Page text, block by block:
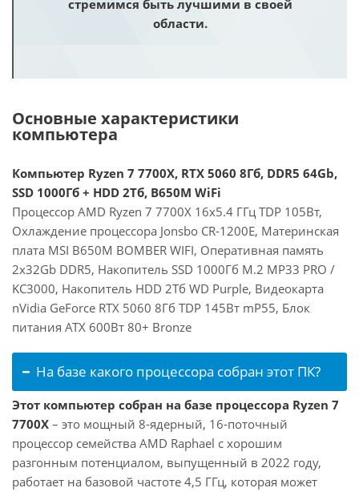
стремимся быть лучшими в своей
области.
Основные характеристики
компьютера
Компьютер Ryzen 7 7700X, RTX 5060 8Гб, DDR5 64Gb,
SSD 1000Гб + HDD 2Тб, B650M WiFi
Процессор AMD Ryzen 7 7700X 16x5.4 ГГц TDP 105Вт,
Охлаждение процессора Jonsbo CR-1200E, Материнская
плата MSI B650M BOMBER WIFI, Оперативная память
2x32Gb DDR5, Накопитель SSD 1000Гб M.2 MP33 PRO /
KC3000, Накопитель HDD 2Тб WD Purple, Видеокарта
nVidia GeForce RTX 5060 8Гб TDP 145Вт mP55, Блок
питания ATX 600Вт 80+ Bronze
На базе какого процессора собран этот ПК?
Этот компьютер собран на базе процессора Ryzen 7
7700X – это мощный 8-ядерный, 16-поточный
процессор семейства AMD Raphael с хорошим
разгонным потенциалом, выпущенный в 2022 году,
работает на базовой частоте 4,5 ГГц, которая может